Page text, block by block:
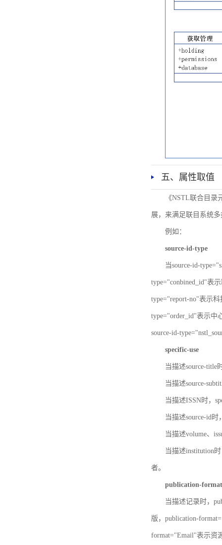
五、属性取值
《NSTL联合目
展，来满足联目系统
例如：
source-id-type
当source-id-
type="conbined_id"表
type="report-no"表示
type="order_id"表示中
source-id-
specific-use
当描述source-title
当描述source-
当描述ISSN时，
当描述source-id
当描述volume、
当描述institution
者。
publication-format
当描述记录时，
版，publication-
format="Email"表示资